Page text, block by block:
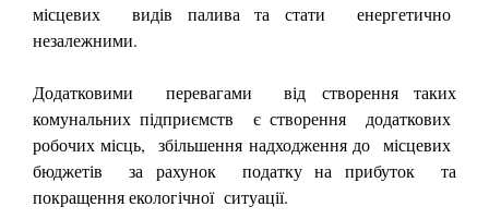
місцевих видів палива та стати енергетично
незалежними.
Додатковими перевагами від створення таких
комунальних підприємств є створення додаткових
робочих місць, збільшення надходження до місцевих
бюджетів за рахунок податку на прибуток та
покращення екологічної ситуації.